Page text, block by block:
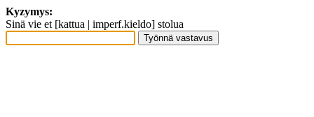
Kyzymys:
Sinä vie et [kattua | imperf.kieldo] stolua